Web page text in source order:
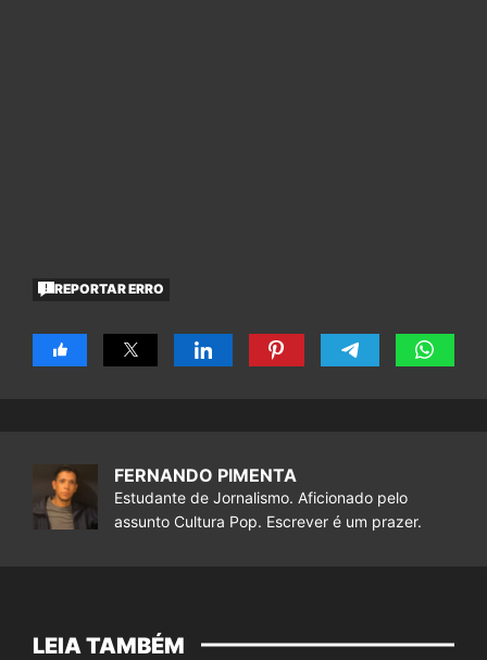
REPORTAR ERRO
FERNANDO PIMENTA
Estudante de Jornalismo. Aficionado pelo
assunto Cultura Pop. Escrever é um prazer.
LEIA TAMBÉM